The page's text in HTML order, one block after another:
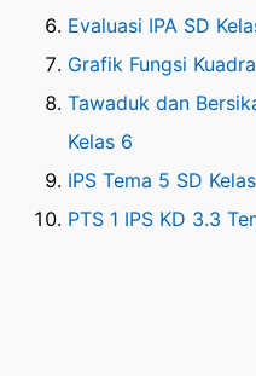
Evaluasi IPA SD
Grafik Fungsi
Tawaduk dan
Kelas 6
IPS Tema 5 SD
PTS 1 IPS KD 3.3